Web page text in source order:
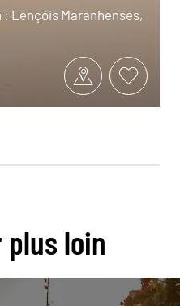
Lençóis Maranhenses,
plus loin